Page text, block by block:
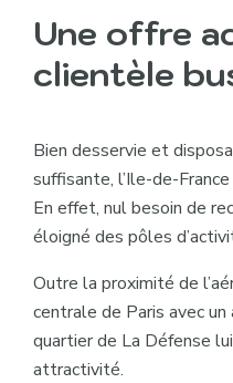
Une offre
clientèle
Bien desservie et
suffisante, l’Ile-de-
En effet, nul besoin de
éloigné des pôles
Outre la proximité de
centrale de Paris avec
quartier de La Défense
attractivité.